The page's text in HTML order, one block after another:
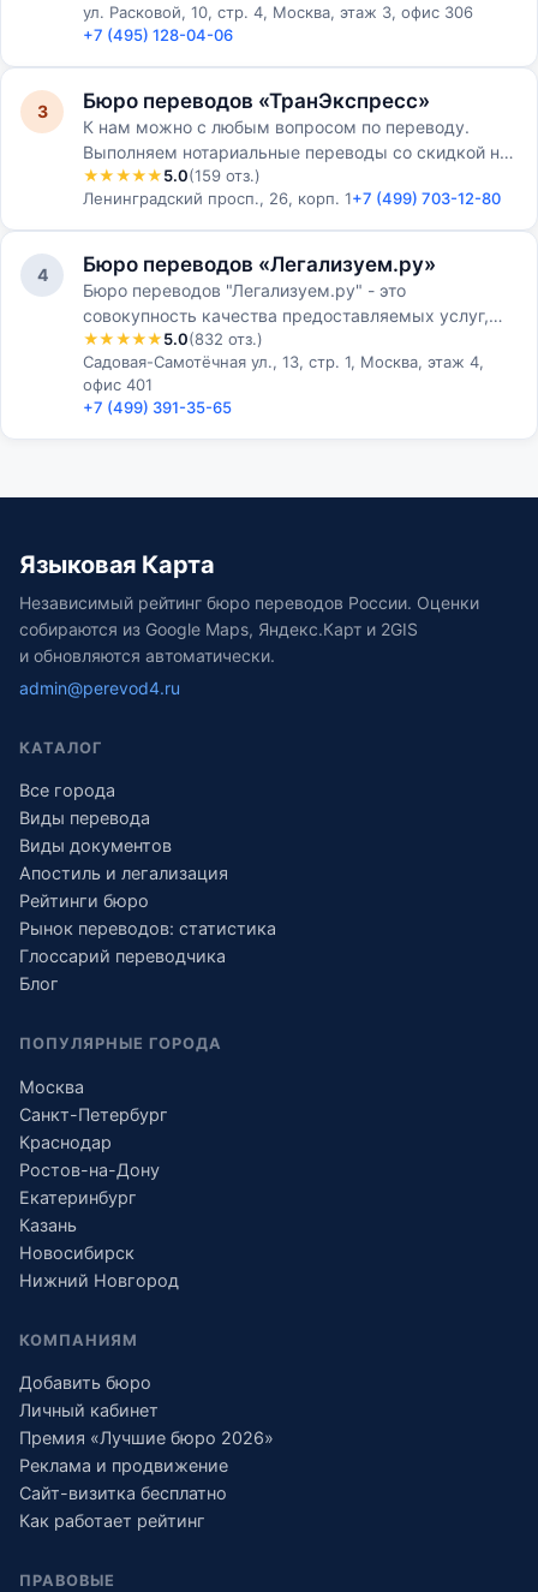
ул. Расковой, 10, стр. 4, Москва, этаж 3, офис 306
+7 (495) 128-04-06
3 Бюро переводов «ТранЭкспресс»
К нам можно с любым вопросом по переводу.
Выполняем нотариальные переводы со скидкой на
большие комплекты. Подбираем устных
переводчиков в любых город…
★★★★★5.0(159 отз.)
Ленинградский просп., 26, корп. 1+7 (499) 703-12-80
4 Бюро переводов «Легализуем.ру»
Бюро переводов "Легализуем.ру" - это
совокупность качества предоставляемых услуг,
профессионализма сотрудников и приемлемой
стоимости. Апостиль и лег…
★★★★★5.0(832 отз.)
Садовая-Самотёчная ул., 13, стр. 1, Москва, этаж 4,
офис 401
+7 (499) 391-35-65
Языковая Карта
Независимый рейтинг бюро переводов России. Оценки
собираются из Google Maps, Яндекс.Карт и 2GIS
и обновляются автоматически.
admin@perevod4.ru
КАТАЛОГ
Все города
Виды перевода
Виды документов
Апостиль и легализация
Рейтинги бюро
Рынок переводов: статистика
Глоссарий переводчика
Блог
ПОПУЛЯРНЫЕ ГОРОДА
Москва
Санкт-Петербург
Краснодар
Ростов-на-Дону
Екатеринбург
Казань
Новосибирск
Нижний Новгород
КОМПАНИЯМ
Добавить бюро
Личный кабинет
Премия «Лучшие бюро 2026»
Реклама и продвижение
Сайт-визитка бесплатно
Как работает рейтинг
ПРАВОВЫЕ